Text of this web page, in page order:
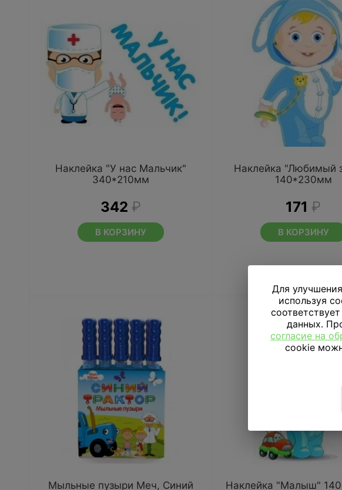
Наклейка "У нас Мальчик"
340*210мм
342 ₽
В КОРЗИНУ
Наклейка "Любимый
140*230мм
171 ₽
В КОРЗИНУ
Мыльные пузыри Меч, Синий
Наклейка "Малыш"
Для
используя
соответствует
данных.
согласие на
cookie